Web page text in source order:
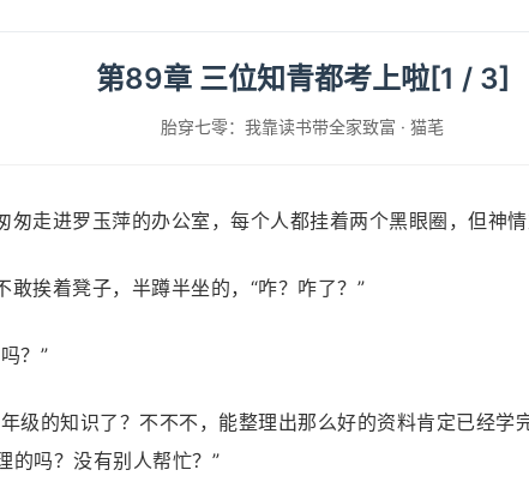
第89章 三位知青都考上啦[1 / 3]
胎穿七零：我靠读书带全家致富 · 猫芼
走进罗玉萍的办公室，每个人都挂着两个黑眼圈，但神情
挨着凳子，半蹲半坐的，“咋？咋了？”
？”
级的知识了？不不不，能整理出那么好的资料肯定已经
的吗？没有别人帮忙？”